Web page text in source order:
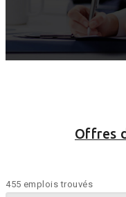
Offres
455 emplois trouvés